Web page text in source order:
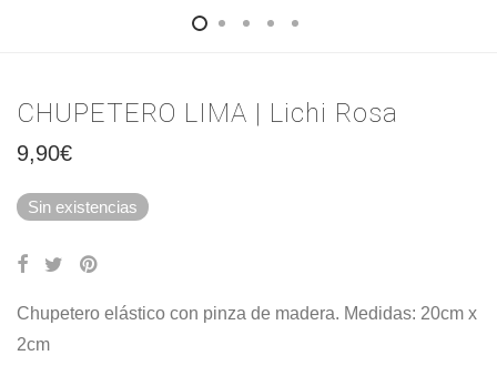
CHUPETERO LIMA | Lichi Rosa
9,90€
Sin existencias
Chupetero elástico con pinza de madera. Medidas: 20cm x
2cm